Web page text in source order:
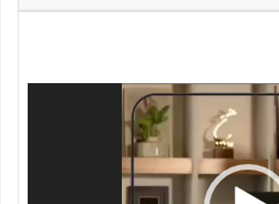
نمایشگر
ویدیو